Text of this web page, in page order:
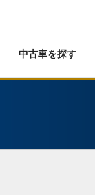
中古車を探す